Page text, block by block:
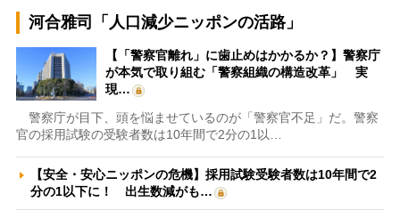
河合雅司「人口減少ニッポンの活路」
【「警察官離れ」に歯止めはかかるか？】警察庁
が本気で取り組む「警察組織の構造改革」 実
現…
警察庁が目下、頭を悩ませているのが「警察官不足」だ。警察
官の採用試験の受験者数は10年間で2分の1以…
【安全・安心ニッポンの危機】採用試験受験者数は10年間で2
分の1以下に！ 出生数減がも…